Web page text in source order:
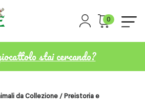
0
stai cercando?
da Collezione / Preistoria e